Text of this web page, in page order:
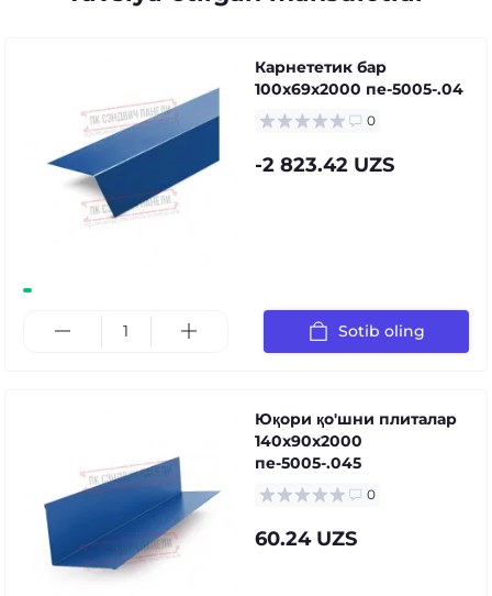
Карнететик бар
100x69x2000 пе-5005-.04
0
-2 823.42 UZS
Sotib oling
Юқори қо'шни плиталар
140x90x2000
пе-5005-.045
0
60.24 UZS